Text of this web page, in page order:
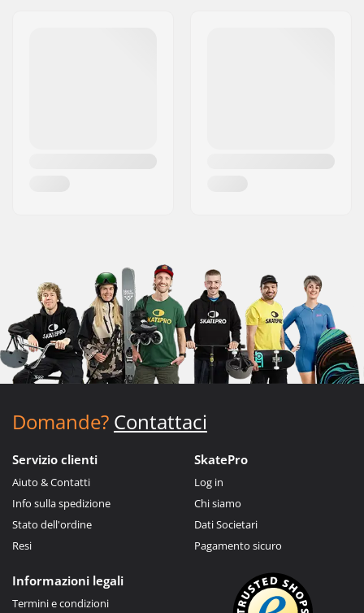
Domande? Contattaci
Servizio clienti
Aiuto & Contatti
Info sulla spedizione
Stato dell'ordine
Resi
SkatePro
Log in
Chi siamo
Dati Societari
Pagamento sicuro
Informazioni legali
Termini e condizioni